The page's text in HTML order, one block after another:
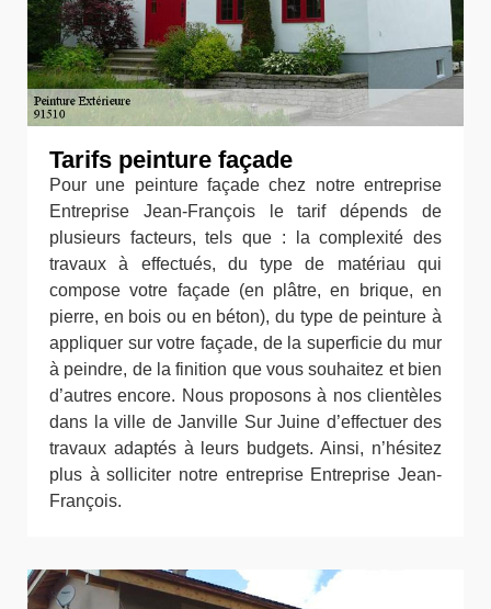
Tarifs peinture façade
Pour une peinture façade chez notre entreprise
Entreprise Jean-François le tarif dépends de
plusieurs facteurs, tels que : la complexité des
travaux à effectués, du type de matériau qui
compose votre façade (en plâtre, en brique, en
pierre, en bois ou en béton), du type de peinture à
appliquer sur votre façade, de la superficie du mur
à peindre, de la finition que vous souhaitez et bien
d’autres encore. Nous proposons à nos clientèles
dans la ville de Janville Sur Juine d’effectuer des
travaux adaptés à leurs budgets. Ainsi, n’hésitez
plus à solliciter notre entreprise Entreprise Jean-
François.